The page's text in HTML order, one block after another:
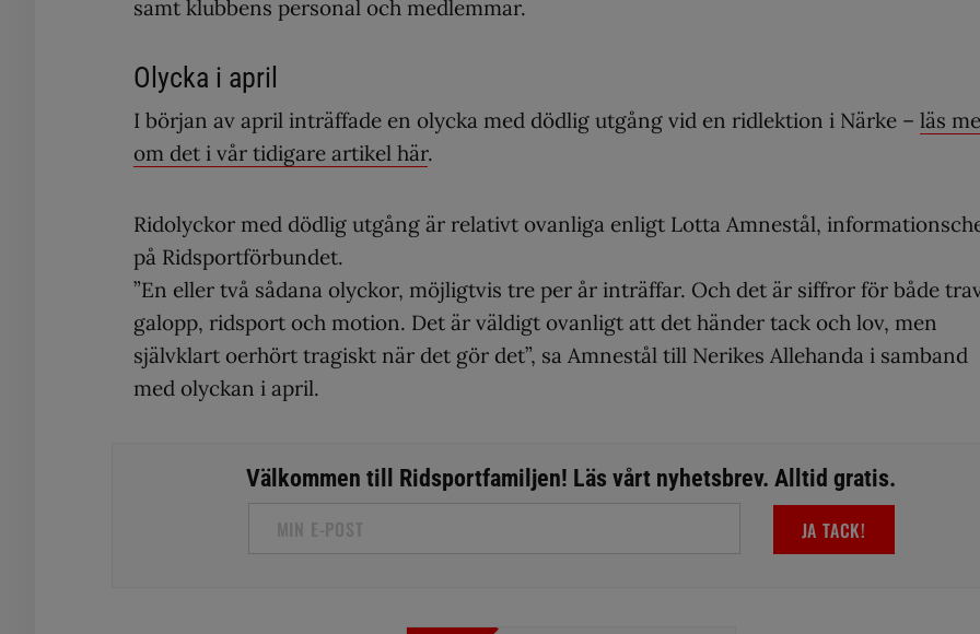
samt klubbens personal och medlemmar.
Olycka i april
I början av april inträffade en olycka med dödlig utgång vid en ridlektion i Närke – läs
om det i vår tidigare artikel här.
Ridolyckor med dödlig utgång är relativt ovanliga enligt Lotta Amnestål,
på Ridsportförbundet.
”En eller två sådana olyckor, möjligtvis tre per år inträffar. Och det är siffror för både
galopp, ridsport och motion. Det är väldigt ovanligt att det händer tack och lov, men
självklart oerhört tragiskt när det gör det”, sa Amnestål till Nerikes Allehanda i samband
med olyckan i april.
Välkommen till Ridsportfamiljen! Läs vårt nyhetsbrev. Alltid gratis.
JA TACK!